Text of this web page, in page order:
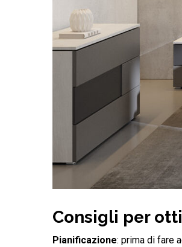
Consigli per
Pianificazione: prima di fare